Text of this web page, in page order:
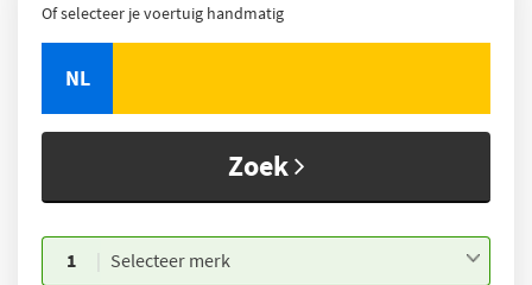
Of selecteer je voertuig handmatig
NL
Zoek
1 Selecteer merk